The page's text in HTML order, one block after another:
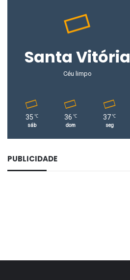
Santa Vitória
Céu limpo
35 ℃
sáb
36 ℃
dom
37 ℃
seg
PUBLICIDADE